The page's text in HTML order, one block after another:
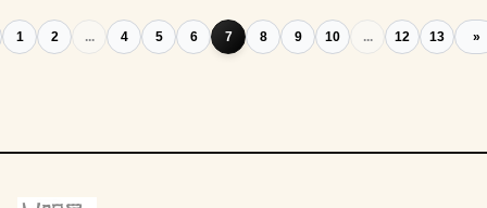
侧。近几年，我国在农业转
1 2 ... 4 5 6 7 8 9 10 ... 12 13 »